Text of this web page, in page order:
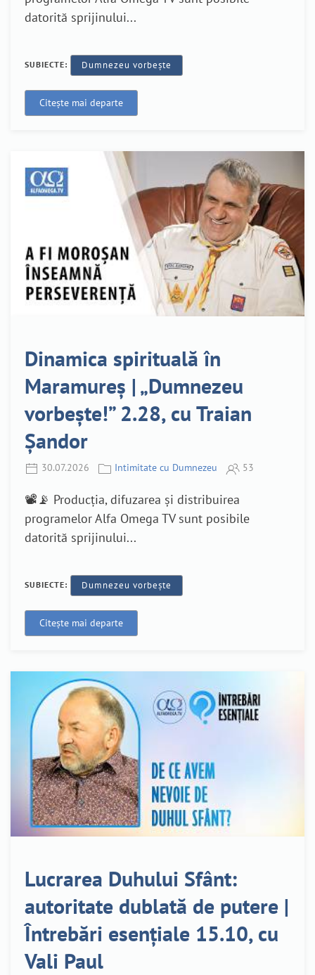
datorită sprijinului...
SUBIECTE: Dumnezeu vorbește
Citește mai departe
Dinamica spirituală în
Maramureș | „Dumnezeu
vorbește!” 2.28, cu Traian
Șandor
30.07.2026 Intimitate cu Dumnezeu 53
📽️📡 Producția, difuzarea și distribuirea
programelor Alfa Omega TV sunt posibile
datorită sprijinului...
SUBIECTE: Dumnezeu vorbește
Citește mai departe
Lucrarea Duhului Sfânt:
autoritate dublată de putere |
Întrebări esențiale 15.10, cu
Vali Paul